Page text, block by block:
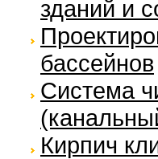
зданий и
бассейнов
Система
Кирпич